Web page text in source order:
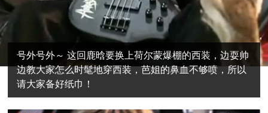
号外号外～ 这回鹿晗要换上荷尔蒙爆棚的西装，边耍帅
边教大家怎么时髦地穿西装，芭姐的鼻血不够喷，所以
请大家备好纸巾！